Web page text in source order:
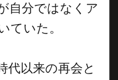
自分ではなくア
ていた。
代以来の再会と